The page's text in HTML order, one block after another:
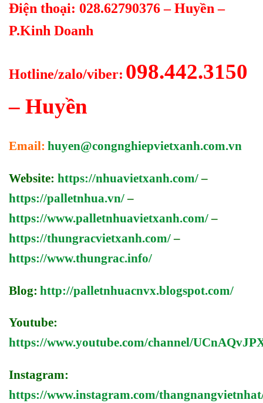
Điện thoại: 028.62790376 – Huyền –
P.Kinh Doanh
Hotline/zalo/viber: 098.442.3150
– Huyền
Email: huyen@congnghiepvietxanh.com.vn
Website: https://nhuavietxanh.com/–
https://palletnhua.vn/–
https://www.palletnhuavietxanh.com/–
https://thungracvietxanh.com/–
https://www.thungrac.info/
Blog: http://palletnhuacnvx.blogspot.com/
Youtube:
https://www.youtube.com/channel/
Instagram:
https://www.instagram.com/